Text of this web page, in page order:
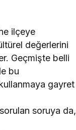
ilçeye
değerlerini
Geçmişte belli
bu
gayret
soruya da,